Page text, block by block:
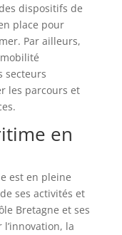
dispositifs de
place pour
Par ailleurs,
secteurs
les parcours et
en
est en pleine
ses activités et
Bretagne et ses
la